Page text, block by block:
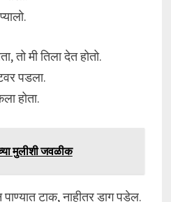
तो मी तिला देत होतो.
पडला.
होता.
मुलीशी जवळीक
टाक, नाहीतर डाग पडेल.